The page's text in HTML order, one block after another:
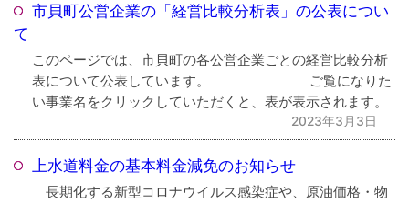
市貝町公営企業の「経営比較分析表」の公表につい
て
このページでは、市貝町の各公営企業ごとの経営比較分析
表について公表しています。 ご覧になりた
い事業名をクリックしていただくと、表が表示されます。
2023年3月3日
上水道料金の基本料金減免のお知らせ
長期化する新型コロナウイルス感染症や、原油価格・物